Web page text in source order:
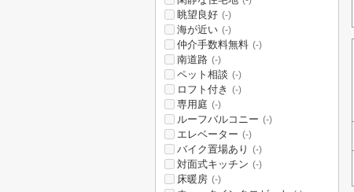
眺望良好 (-)
海が近い (-)
仲介手数料無料 (-)
南道路 (-)
ペット相談 (-)
ロフト付き (-)
専用庭 (-)
ルーフバルコニー (-)
エレベーター (-)
バイク置場あり (-)
対面式キッチン (-)
床暖房 (-)